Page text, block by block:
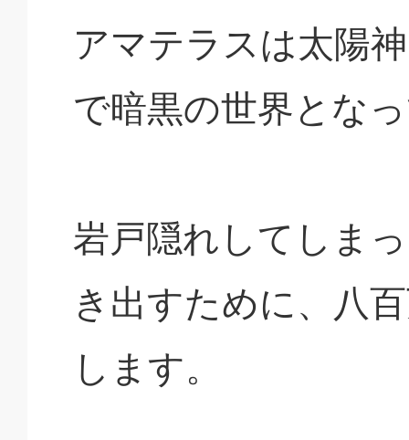
アマテラスは太陽
で暗黒の世界とな
岩戸隠れしてしま
き出すために、八
します。